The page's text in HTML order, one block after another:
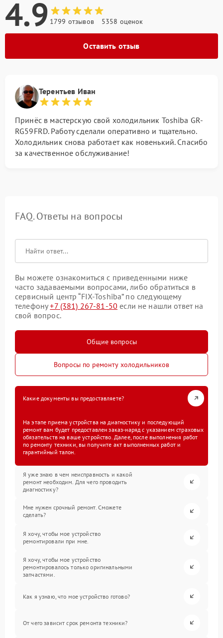
4.9 1799 отзывов 5358 оценок
Оставить отзыв
Терентьев Иван
Принёс в мастерскую свой холодильник Toshiba GR-
RG59FRD. Работу сделали оперативно и тщательно.
Холодильник снова работает как новенький. Спасибо
за качественное обслуживание!
FAQ. Ответы на вопросы
Вы можете ознакомиться с приведенными ниже
часто задаваемыми вопросами, либо обратиться в
сервисный центр “FIX-Toshiba” по следующему
телефону+7 (381) 267-81-50 если не нашли ответ на
свой вопрос.
Общие вопросы
Вопросы по ремонту холодильников
Какие документы вы предоставляете?
На этапе приема устройства на диагностику и последующий
ремонт вам будет предоставлен заказ-наряд с указанием страховых
обязательств на ваше устройство. Далее, после выполнения работ
по ремонту техники, вы получите акт выполненных работ и
гарантийный талон.
Я уже знаю в чем неисправность и какой
ремонт необходим. Для чего проводить
диагностику?
Мне нужен срочный ремонт. Сможете
сделать?
Я хочу, чтобы мое устройство
ремонтировали при мне.
Я хочу, чтобы мое устройство
ремонтировалось только оригинальными
запчастями.
Как я узнаю, что мое устройство готово?
От чего зависит срок ремонта техники?